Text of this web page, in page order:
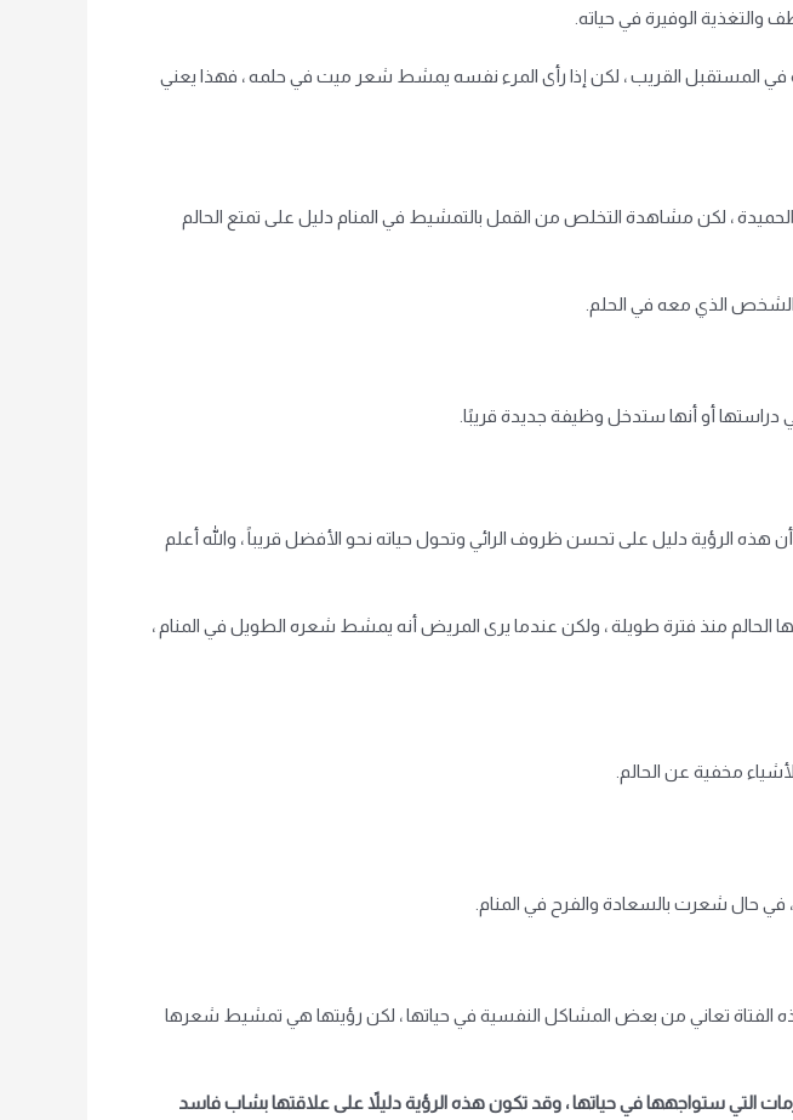
الوفيرة في حياته.
المستقبل القريب ، لكن إذا رأى المرء نفسه يمشط شعر ميت في حلمه ، فهذا يعني
، لكن مشاهدة التخلص من القمل بالتمشيط في المنام دليل على تمتع الحالم
الذي معه في الحلم.
أو أنها ستدخل وظيفة جديدة قريبًا.
الرؤية دليل على تحسن ظروف الرائي وتحول حياته نحو الأفضل قريباً ، والله أعلم
منذ فترة طويلة ، ولكن عندما يرى المريض أنه يمشط شعره الطويل في المنام ،
مخفية عن الحالم.
حال شعرت بالسعادة والفرح في المنام.
الفتاة تعاني من بعض المشاكل النفسية في حياتها ، لكن رؤيتها هي تمشيط شعرها
التي ستواجهها في حياتها ، وقد تكون هذه الرؤية دليلاً على علاقتها بشاب فاسد